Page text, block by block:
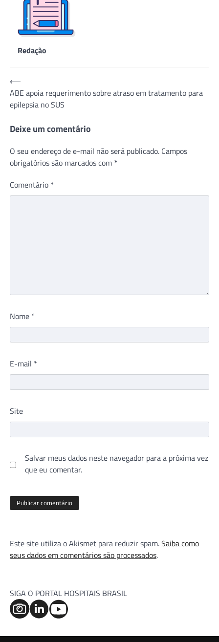
Redação
Navegação
de
Post
⟵
ABE apoia requerimento sobre atraso em tratamento para
epilepsia no SUS
Deixe um comentário
O seu endereço de e-mail não será publicado. Campos
obrigatórios são marcados com *
Comentário *
Nome *
E-mail *
Site
Salvar meus dados neste navegador para a próxima vez
que eu comentar.
Este site utiliza o Akismet para reduzir spam.Saiba como
seus dados em comentários são processados.
SIGA O PORTAL HOSPITAIS BRASIL